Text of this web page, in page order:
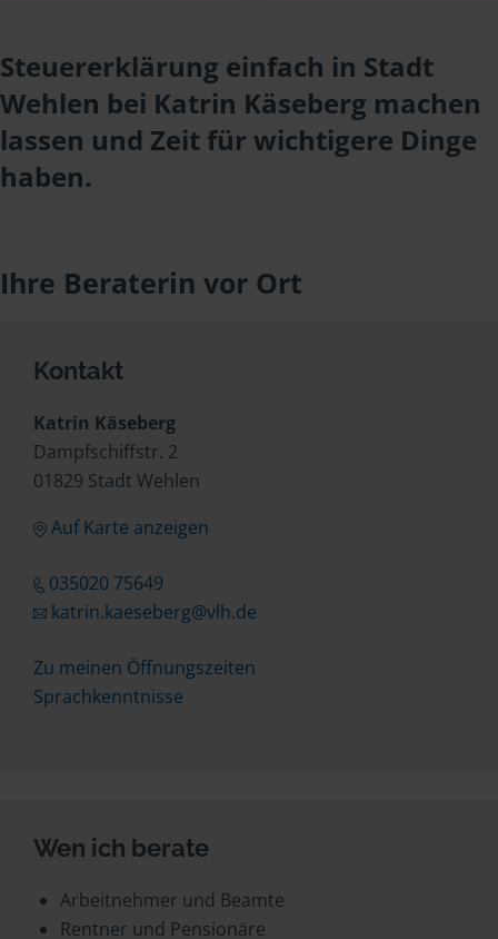
Steuererklärung einfach in Stadt
Wehlen bei Katrin Käseberg machen
lassen und Zeit für wichtigere Dinge
haben.
Ihre Beraterin vor Ort
Kontakt
Katrin Käseberg
Dampfschiffstr. 2
01829 Stadt Wehlen
Auf Karte anzeigen
035020 75649
katrin.kaeseberg@vlh.de
Zu meinen Öffnungszeiten
Sprachkenntnisse
Wen ich berate
Arbeitnehmer und Beamte
Rentner und Pensionäre